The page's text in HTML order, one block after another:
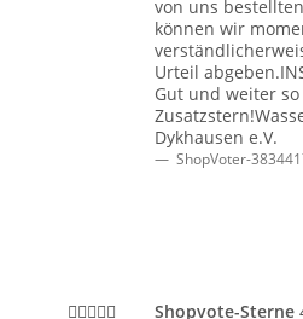
von uns
können wir
Urteil
Gut und weiter
Dykhausen e.V.
ShopVoter-
Shopvote-Sterne